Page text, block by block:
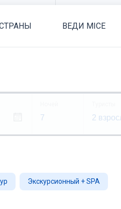
ВЕДИ MICE
7 2
Экскурсионный + SPA